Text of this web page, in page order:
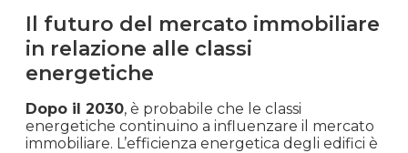
futuro a causa della crescente consapevolezza
dell’importanza dell’efficienza energetica negli
edifici.
Case non vendibili dal 2030: mito
o realtà?